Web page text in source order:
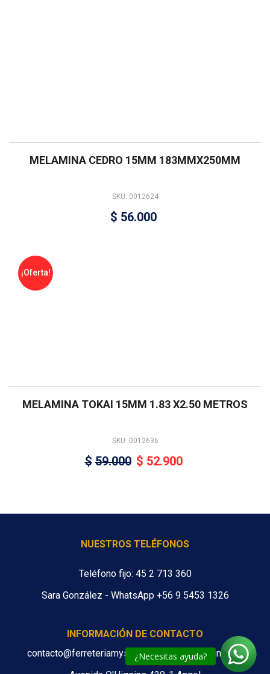
¿Necesitas ayuda?
MELAMINA CEDRO 15MM 183MMX250MM
SKU: 0012624
$ 56.000
¡Oferta!
MELAMINA TOKAI 15MM 1.83 X2.50 METROS
SKU: 0012636
$ 59.000 $ 52.900
NUESTROS TELÉFONOS
Teléfono fijo: 45 2 713 360
Sara González - WhatsApp +56 9 5453 1326
INFORMACIÓN DE CONTACTO
contacto@ferreteriamys.cl ventas@ferreteriamys.cl